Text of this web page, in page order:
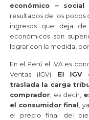
económico –
resultados de los pocos
ingresos que deja
económicos son
lograr con la medida,
En el Perú el IVA es
Ventas (IGV). El IGV
traslada la carga
comprador; es decir,
el consumidor final ,
el precio final del